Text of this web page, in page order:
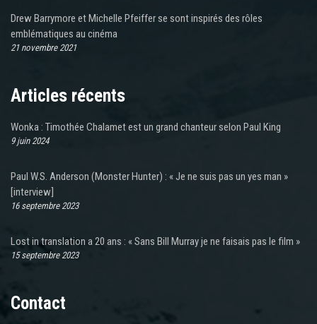
Drew Barrymore et Michelle Pfeiffer se sont inspirés des rôles
emblématiques au cinéma
21 novembre 2021
Articles récents
Wonka : Timothée Chalamet est un grand chanteur selon Paul King
9 juin 2024
Paul W.S. Anderson (Monster Hunter) : « Je ne suis pas un yes man »
[interview]
16 septembre 2023
Lost in translation a 20 ans : « Sans Bill Murray je ne faisais pas le film »
15 septembre 2023
Contact